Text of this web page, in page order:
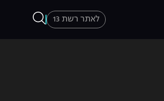
לאתר רשת 13